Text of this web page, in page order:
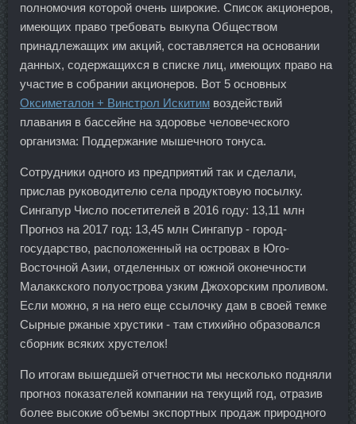
полномочия которой очень широкие. Список акционеров,
имеющих право требовать выкупа Обществом
принадлежащих им акций, составляется на основании
данных, содержащихся в списке лиц, имеющих право на
участие в собрании акционеров. Вот 5 основных
Оксиметалон + Винстрол Искитим воздействий
плавания в бассейне на здоровье человеческого
организма: Поддержание мышечного тонуса.
Сотрудники одного из предприятий так и сделали,
прислав руководителю села продуктовую посылку.
Сингапур Число посетителей в 2016 году: 13,11 млн
Прогноз на 2017 год: 13,45 млн Сингапур - город-
государство, расположенный на островах в Юго-
Восточной Азии, отделенных от южной оконечности
Малаккского полуострова узким Джохорским проливом.
Если можно, я на него еще ссылочку дам в своей темке
Сырные ржаные хрустики - там стихийно образовался
сборник всяких хрустелок!
По итогам вышедшей отчетности мы несколько подняли
прогноз показателей компании на текущий год, отразив
более высокие объемы экспортных продаж природного